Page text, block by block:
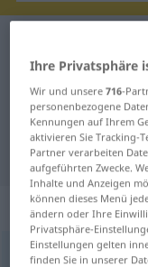
"opnemen"
opnemenv
Ihre Privatsphäre
Wir und unsere716-
personenbezogene
Kennungen auf Ihrem
aktivieren Sie Tracking-
Partner verarbeiten
aufgeführten Zwecke.
Inhalte und Anzeigen
können dieses Menü
ändern oder Ihre
Privatsphäre-
Einstellungen gelten
finden Sie in unserer